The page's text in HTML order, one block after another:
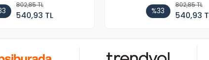
802,85 TL
540,93 TL %33
802,85 TL
540,93